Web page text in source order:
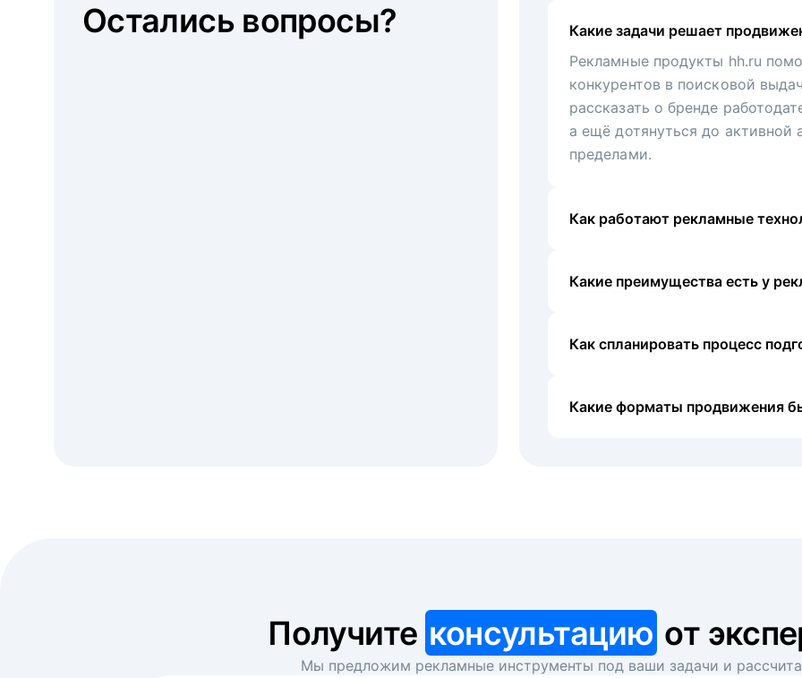
Какие задачи решает
Рекламные продукты hh.ru
конкурентов в поисковой
рассказать о бренде
а ещё дотянуться до активной
пределами.
Как работают рекламные
Какие преимущества есть у
Как спланировать процесс
Какие форматы продвижения
Остались вопросы?
Получите консультацию от
Мы предложим рекламные инструменты под ваши задачи и